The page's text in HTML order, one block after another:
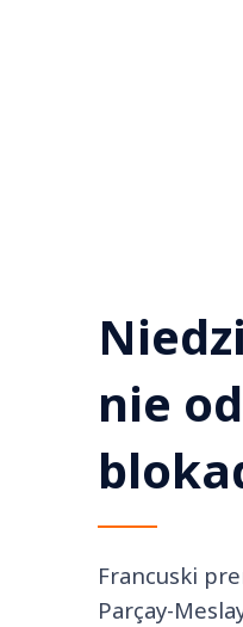
nie
Francuski
Parçay-